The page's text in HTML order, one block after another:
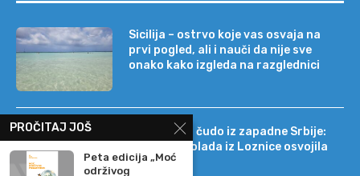
Sicilija – ostrvo koje vas osvaja na
prvi pogled, ali i nauči da nije sve
onako kako izgleda na razglednici
Tehnološko čudo iz zapadne Srbije:
kako je čokolada iz Loznice osvojila
22 tržišta
PROČITAJ JOŠ
Peta edicija „Moć
održivog